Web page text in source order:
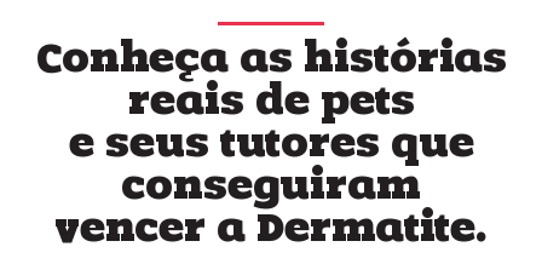
Conheça as histórias
reais de pets
e seus tutores que
conseguiram
vencer a Dermatite.